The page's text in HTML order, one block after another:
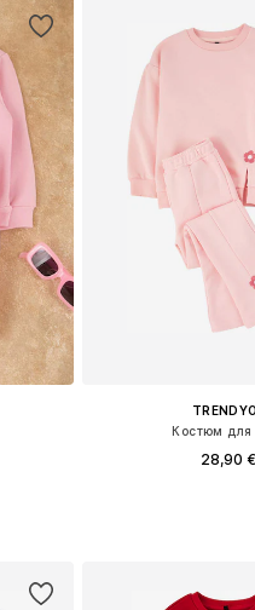
Костюм для
28,90 €